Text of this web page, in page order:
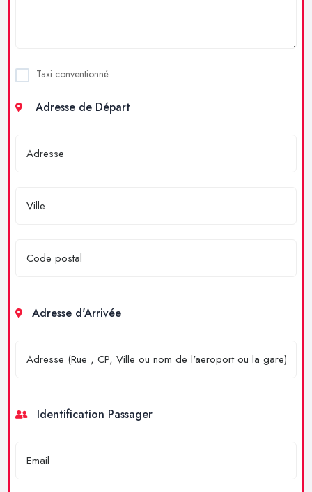
Taxi conventionné
Adresse de Départ
Adresse d'Arrivée
Identification Passager